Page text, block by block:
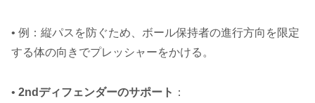
• 例：縦パスを防ぐため、ボール保持者の進行方向を限定
する体の向きでプレッシャーをかける。
• 2ndディフェンダーのサポート ：